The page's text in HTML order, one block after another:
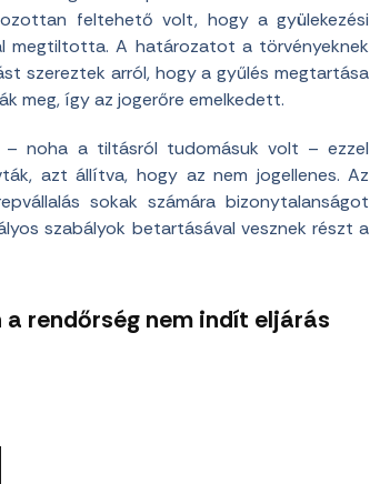
feltehető volt, hogy a gyülekezési
megtiltotta. A határozatot a törvényeknek
szereztek arról, hogy a gyűlés megtartása
meg, így az jogerőre emelkedett.
– noha a tiltásról tudomásuk volt – ezzel
azt állítva, hogy az nem jogellenes. Az
sokak számára bizonytalanságot
szabályok betartásával vesznek részt a
rendőrség nem indít eljárás